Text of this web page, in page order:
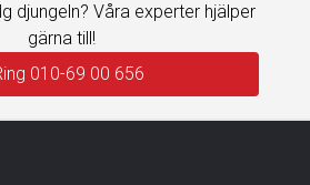
djungeln? Våra experter hjälper
gärna till!
010-69 00 656